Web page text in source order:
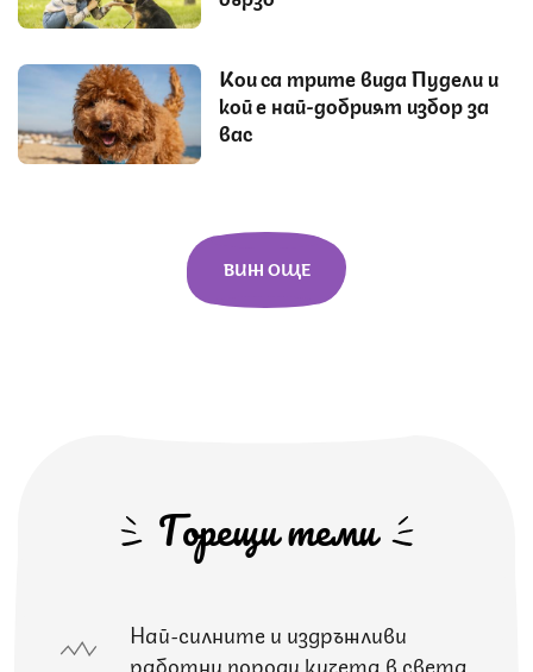
Кои са трите вида Пудели и
кой е най-добрият избор за
вас
ВИЖ ОЩЕ
Горещи теми
Най-силните и издръжливи
работни породи кучета в света